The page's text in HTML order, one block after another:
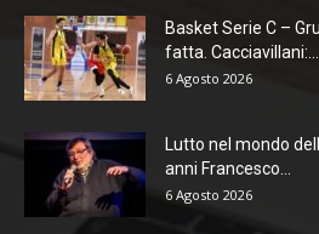
Basket Serie C –
fatta. Cacciavillani:...
6 Agosto 2026
Lutto nel mondo
anni Francesco...
6 Agosto 2026